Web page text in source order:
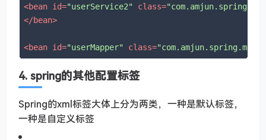
<bean id="userService2" class=
</bean>
<bean id="userMapper" class=
4. spring的其他配置标签
Spring的xml标签大体上分为两类，一种是默认标签，
一种是自定义标签